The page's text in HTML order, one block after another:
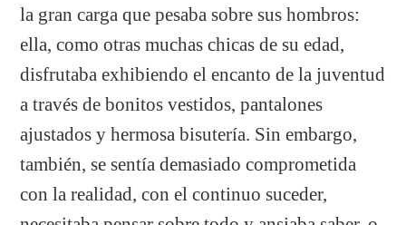
la gran carga que pesaba sobre sus hombros:
ella, como otras muchas chicas de su edad,
disfrutaba exhibiendo el encanto de la juventud
a través de bonitos vestidos, pantalones
ajustados y hermosa bisutería. Sin embargo,
también, se sentía demasiado comprometida
con la realidad, con el continuo suceder,